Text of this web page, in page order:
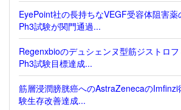
EyePoint社の長持ちなVEGF受容体阻害
Ph3試験が関門通過...
Regenxbioのデュシェンヌ型筋ジストロ
Ph3試験目標達成...
筋層浸潤膀胱癌へのAstraZenecaの
験生存改善達成...